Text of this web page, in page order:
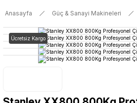
Anasayfa Güç & Sanayi Makineleri
Ücretsiz Kargo